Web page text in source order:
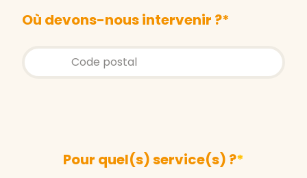
Où devons-nous intervenir ?*
Store locator global - Autocompletion
Rechercher
Pour quel(s) service(s) ?*